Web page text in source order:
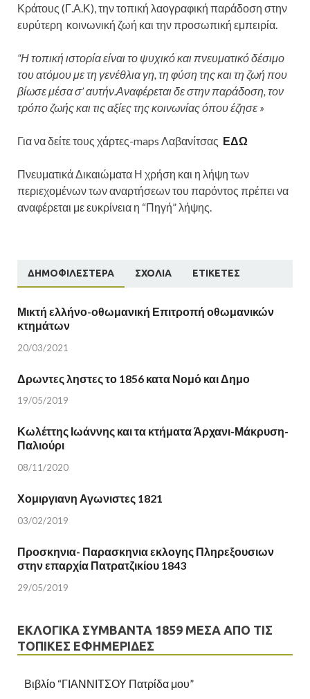
Κράτους (Γ.Α.Κ), την τοπική λαογραφική παράδοση στην
ευρύτερη κοινωνική ζωή και την προσωπική εμπειρία.
“Η τοπική ιστορία είναι το ψυχικό και πνευματικό δέσιμο
του ατόμου με τη γενέθλια γη, τη φύση της και τη ζωή που
βίωσε μέσα σ’ αυτήν.Αναφέρεται δε στην παράδοση, τον
τρόπο ζωής και τις αξίες της κοινωνίας όπου έζησε »
Για να δείτε τους χάρτες-maps Λαβανίτσας ΕΔΩ
Πνευματικά Δικαιώματα Η χρήση και η λήψη των
περιεχομένων των αναρτήσεων του παρόντος πρέπει να
αναφέρεται με ευκρίνεια η “Πηγή” λήψης.
ΔΗΜΟΦΙΛΈΣΤΕΡΑ ΣΧΌΛΙΑ ΕΤΙΚΈΤΕΣ
Μικτή ελλήνο-οθωμανική Επιτροπή οθωμανικών
κτημάτων
20/03/2021
Δρωντες ληστες το 1856 κατα Νομό και Δημο
19/05/2019
Κωλέττης Ιωάννης και τα κτήματα Άρχανι-Μάκρυση-
Παλιούρι
08/11/2020
Χομιργιανη Αγωνιστες 1821
03/02/2019
Προσκηνια- Παρασκηνια εκλογης Πληρεξουσιων
στην επαρχία Πατρατζικίου 1843
29/05/2019
ΕΚΛΟΓΙΚΆ ΣΥΜΒΆΝΤΑ 1859 ΜΈΣΑ ΑΠΌ ΤΙΣ
ΤΟΠΙΚΈΣ ΕΦΗΜΕΡΊΔΕΣ
Βιβλίο “ΓΙΑΝΝΙΤΣΟΥ Πατρίδα μου”